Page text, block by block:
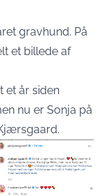
gravhund. På
et billede af
et år siden
nu er Sonja på